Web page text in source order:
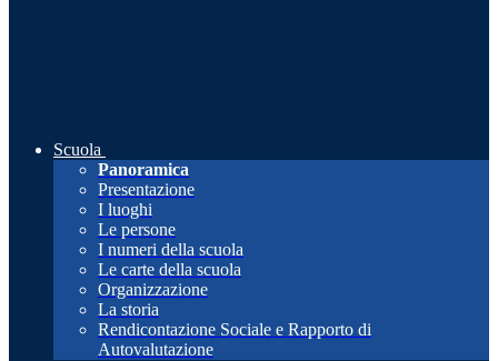
Scuola
Panoramica
Presentazione
I luoghi
Le persone
I numeri della scuola
Le carte della scuola
Organizzazione
La storia
Rendicontazione Sociale e Rapporto di
Autovalutazione